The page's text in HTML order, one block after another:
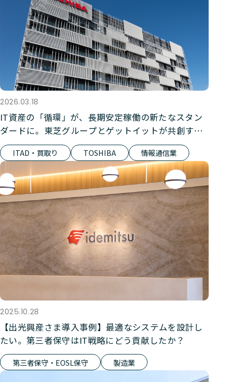
2026.03.18
IT資産の「循環」が、長期安定稼働の新たなスタン
ダードに。東芝グループとゲットイットが共創す
る、持続可能な保守部材エコシステム（前編：買取
りサービス）
ITAD・買取り TOSHIBA 情報通信業
2025.10.28
【出光興産さま導入事例】最適なシステムを設計し
たい。第三者保守はIT戦略にどう貢献したか？
第三者保守・EOSL保守 製造業